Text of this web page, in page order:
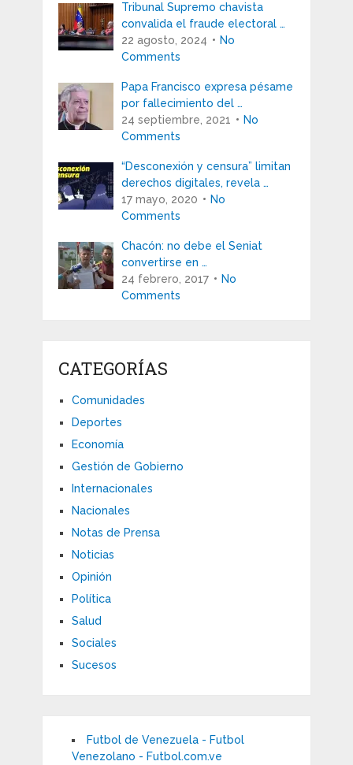
Tribunal Supremo chavista
convalida el fraude electoral …
22 agosto, 2024
No
Comments
Papa Francisco expresa pésame
por fallecimiento del …
24 septiembre, 2021
No
Comments
“Desconexión y censura” limitan
derechos digitales, revela …
17 mayo, 2020
No
Comments
Chacón: no debe el Seniat
convertirse en …
24 febrero, 2017
No
Comments
CATEGORÍAS
Comunidades
Deportes
Economía
Gestión de Gobierno
Internacionales
Nacionales
Notas de Prensa
Noticias
Opinión
Política
Salud
Sociales
Sucesos
Futbol de Venezuela - Futbol
Venezolano - Futbol.com.ve